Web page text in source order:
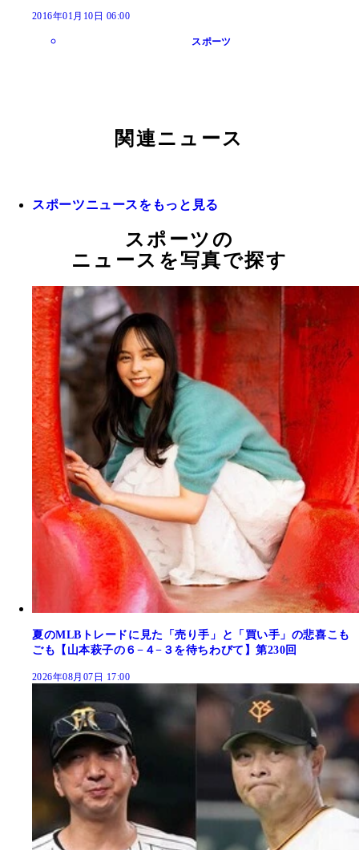
2016年01月10日 06:00
スポーツ
関連ニュース
スポーツニュースをもっと見る
スポーツの
ニュースを写真で探す
夏のMLBトレードに見た「売り手」と「買い手」の悲喜こも
ごも【山本萩子の６−４−３を待ちわびて】第230回
2026年08月07日 17:00